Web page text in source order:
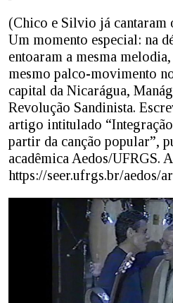
(Chico e Silvio já cantaram
Um momento especial: na
entoaram a mesma
mesmo palco-movimento
capital da Nicarágua,
Revolução Sandinista.
artigo intitulado
partir da canção popular”,
acadêmica Aedos/UFRGS.
https://seer.ufrgs.br/aedos/